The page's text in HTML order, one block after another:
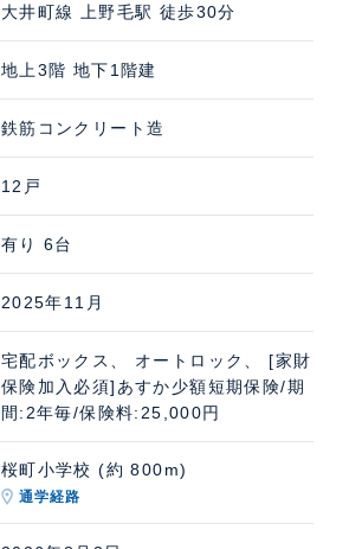
大井町線 上野毛駅 徒歩30分
地上3階 地下1階建
鉄筋コンクリート造
12戸
有り 6台
2025年11月
宅配ボックス、 オートロック、 [家財
保険加入必須]あすか少額短期保険/期
間:2年毎/保険料:25,000円
桜町小学校 (約 800m)
通学経路